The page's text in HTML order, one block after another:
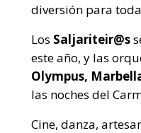
diversión para
Los Saljariteir@s
este año, y las
Olympus,
las noches del
Cine, danza,